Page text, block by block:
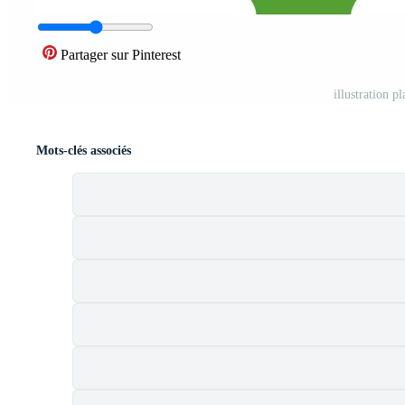
Partager sur Pinterest
illustration
Mots-clés associés